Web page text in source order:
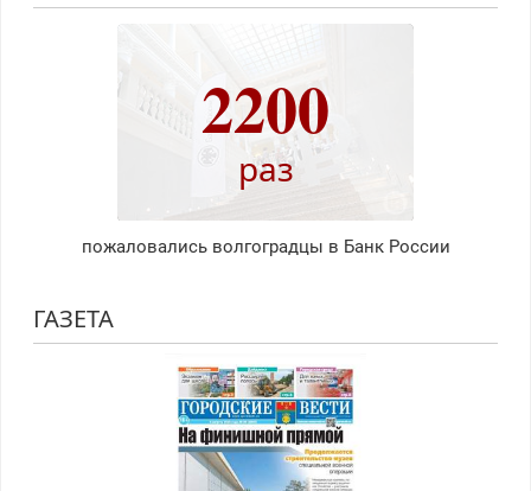
2200
раз
пожаловались волгоградцы в Банк России
ГАЗЕТА